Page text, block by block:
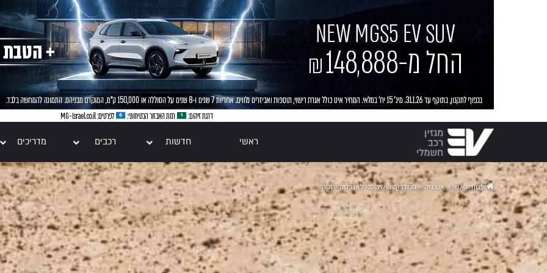
ראשי חדשות רכבים מדריכים
עמוד ראשי>אנרגיה>המדריך הישראלי לאנרגיה ירוקה